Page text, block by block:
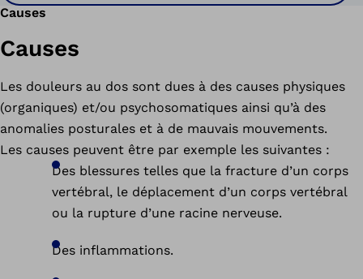
Causes
Causes
Les douleurs au dos sont dues à des causes physiques
(organiques) et/ou psychosomatiques ainsi qu’à des
anomalies posturales et à de mauvais mouvements.
Les causes peuvent être par exemple les suivantes :
Des blessures telles que la fracture d’un corps
vertébral, le déplacement d’un corps vertébral
ou la rupture d’une racine nerveuse.
Des inflammations.